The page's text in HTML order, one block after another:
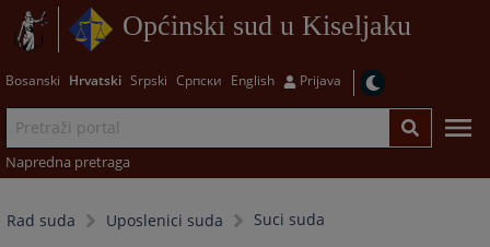
Općinski sud u Kiseljaku
Bosanski Hrvatski Srpski Српски English Prijava
Napredna pretraga
Rad suda Uposlenici suda Suci suda